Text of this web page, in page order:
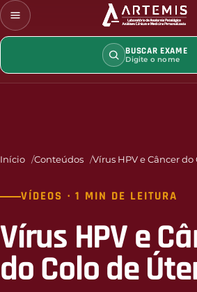
BUSCAR EXAME
Digite o nome
Início Conteúdos Vírus HPV e Câncer do
VÍDEOS · 1 MIN DE LEITURA
Vírus HPV e
do Colo de